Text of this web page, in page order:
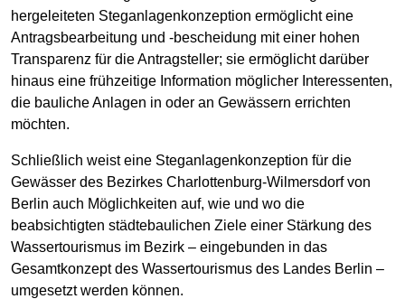
hergeleiteten Steganlagenkonzeption ermöglicht eine
Antragsbearbeitung und -bescheidung mit einer hohen
Transparenz für die Antragsteller; sie ermöglicht darüber
hinaus eine frühzeitige Information möglicher Interessenten,
die bauliche Anlagen in oder an Gewässern errichten
möchten.
Schließlich weist eine Steganlagenkonzeption für die
Gewässer des Bezirkes Charlottenburg-Wilmersdorf von
Berlin auch Möglichkeiten auf, wie und wo die
beabsichtigten städtebaulichen Ziele einer Stärkung des
Wassertourismus im Bezirk – eingebunden in das
Gesamtkonzept des Wassertourismus des Landes Berlin –
umgesetzt werden können.